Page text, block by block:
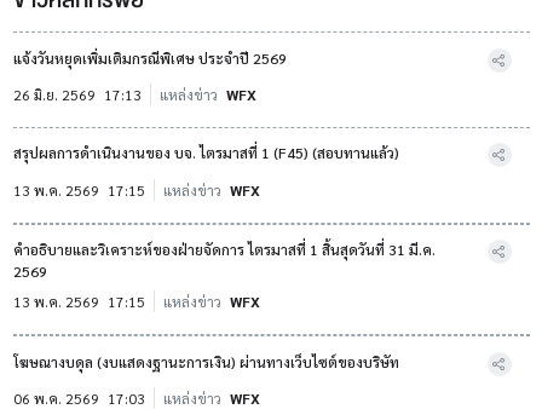
แจ้งวันหยุดเพิ่มเติมกรณีพิเศษ ประจำปี 2569
26 มิ.ย. 2569 17:13 แหล่งข่าว WFX
สรุปผลการดำเนินงานของ บจ. ไตรมาสที่ 1 (F45) (สอบทานแล้ว)
13 พ.ค. 2569 17:15 แหล่งข่าว WFX
คำอธิบายและวิเคราะห์ของฝ่ายจัดการ ไตรมาสที่ 1 สิ้นสุดวันที่ 31 มี.ค.
2569
13 พ.ค. 2569 17:15 แหล่งข่าว WFX
โฆษณางบดุล (งบแสดงฐานะการเงิน) ผ่านทางเว็บไซต์ของบริษัท
06 พ.ค. 2569 17:03 แหล่งข่าว WFX